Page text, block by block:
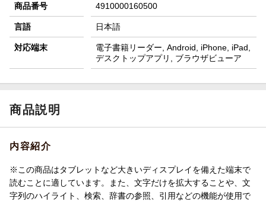
商品番号 4910000160500
言語 日本語
対応端末
電子書籍リーダー, Android, iPhone, iPad,
デスクトップアプリ, ブラウザビューア
商品説明
内容紹介
※この商品はタブレットなど大きいディスプレイを備えた端末で
読むことに適しています。また、文字だけを拡大することや、文
字列のハイライト、検索、辞書の参照、引用などの機能が使用で